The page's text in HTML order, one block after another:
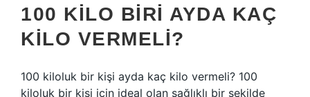
100 KILO BIRI AYDA KAÇ
KILO VERMELI?
100 kiloluk bir kişi ayda kaç kilo vermeli? 100
kiloluk bir kişi için ideal olan sağlıklı bir şekilde